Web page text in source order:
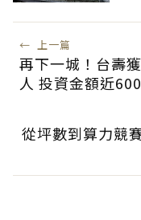
← 上一篇
再下一城！台壽
人 投資金額近
從坪數到算力競